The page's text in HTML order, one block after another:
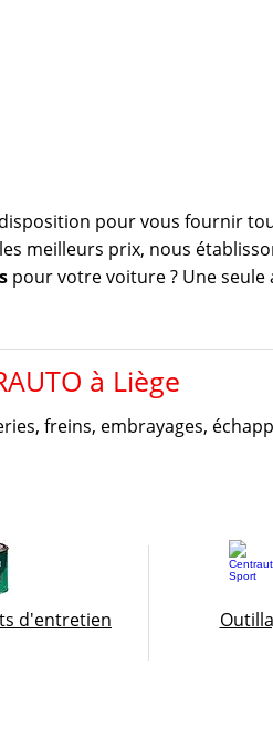
pour vous fournir
meilleurs prix, nous
pour votre voiture ? Une seule
à Liège
freins, embrayages,
d'entretien